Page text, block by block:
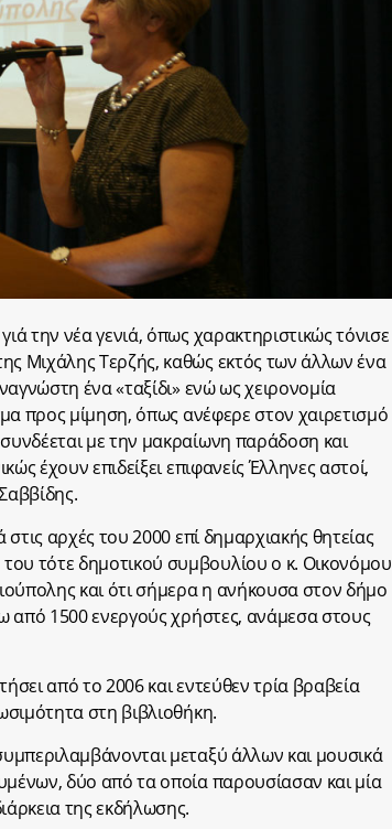
την νέα γενιά, όπως χαρακτηριστικώς τόνισε
Μιχάλης Τερζής, καθώς εκτός των άλλων ένα
ένα «ταξίδι» ενώ ως χειρονομία
προς μίμηση, όπως ανέφερε στον χαιρετισμό
με την μακραίωνη παράδοση και
έχουν επιδείξει επιφανείς Έλληνες αστοί,
αρχές του 2000 επί δημαρχιακής θητείας
τότε δημοτικού συμβουλίου ο κ. Οικονόμου
και ότι σήμερα η ανήκουσα στον δήμο
από 1500 ενεργούς χρήστες, ανάμεσα στους
από το 2006 και εντεύθεν τρία βραβεία
στη βιβλιοθήκη.
μεταξύ άλλων και μουσικά
δύο από τα οποία παρουσίασαν και μία
της εκδήλωσης.